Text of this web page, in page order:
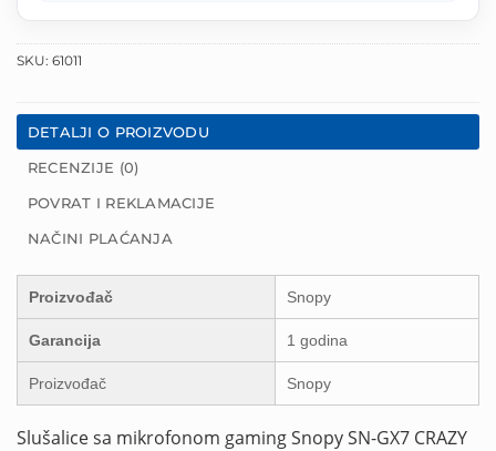
SKU: 61011
DETALJI O PROIZVODU
RECENZIJE (0)
POVRAT I REKLAMACIJE
NAČINI PLAĆANJA
Proizvođač Snopy
Garancija 1 godina
Proizvođač Snopy
Slušalice sa mikrofonom gaming Snopy SN-GX7 CRAZY